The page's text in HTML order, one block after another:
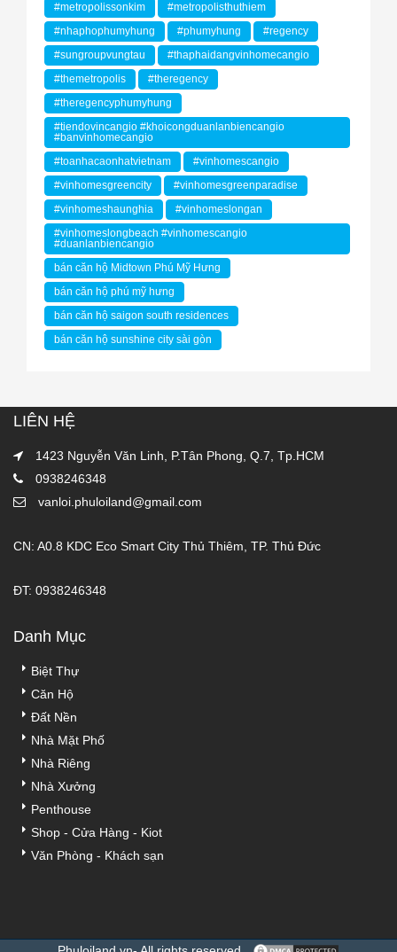
#metropolissonkim
#metropolisthuthiem
#nhaphophumyhung
#phumyhung
#regency
#sungroupvungtau
#thaphaidangvinhomecangio
#themetropolis
#theregency
#theregencyphumyhung
#tiendovincangio #khoicongduanlanbiencangio
#banvinhomecangio
#toanhacaonhatvietnam
#vinhomescangio
#vinhomesgreencity
#vinhomesgreenparadise
#vinhomeshaunghia
#vinhomeslongan
#vinhomeslongbeach #vinhomescangio
#duanlanbiencangio
bán căn hộ Midtown Phú Mỹ Hưng
bán căn hộ phú mỹ hưng
bán căn hộ saigon south residences
bán căn hộ sunshine city sài gòn
LIÊN HỆ
1423 Nguyễn Văn Linh, P.Tân Phong, Q.7, Tp.HCM
0938246348
vanloi.phuloiland@gmail.com
CN: A0.8 KDC Eco Smart City Thủ Thiêm, TP. Thủ Đức
ĐT: 0938246348
Danh Mục
Biệt Thự
Căn Hộ
Đất Nền
Nhà Mặt Phố
Nhà Riêng
Nhà Xưởng
Penthouse
Shop - Cửa Hàng - Kiot
Văn Phòng - Khách sạn